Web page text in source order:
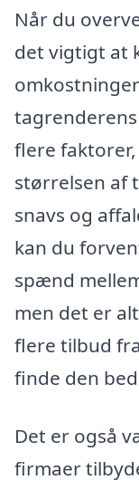
Når du
det vigtigt at
flere
størrelsen af
snavs og
kan du
spænd
men det er
flere tilbud
finde den
Det er også
firmaer